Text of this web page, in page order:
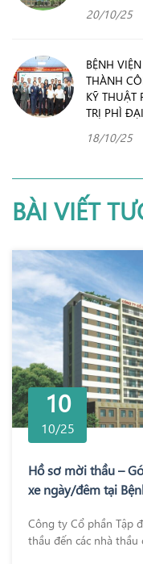
20/10/25
BỆNH
THÀNH
KỸ THUẬT
TRỊ PHÌ
18/10/25
BÀI VIẾT
10
10/25
Hồ sơ mời thầu –
xe ngày/đêm tại
Công ty Cổ phần Tập
thầu đến các nhà thầu